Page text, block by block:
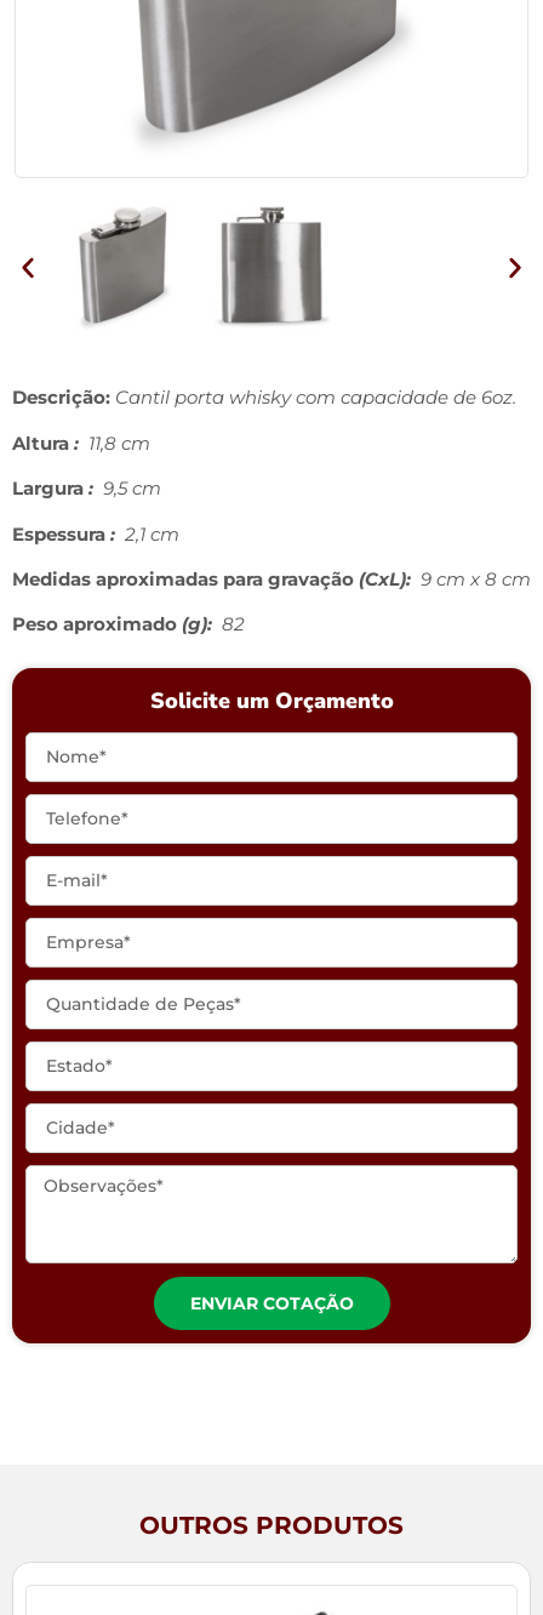
Descrição: Cantil porta whisky com capacidade de 6oz.
Altura : 11,8 cm
Largura : 9,5 cm
Espessura : 2,1 cm
Medidas aproximadas para gravação (CxL): 9 cm x 8 cm
Peso aproximado (g): 82
Solicite um Orçamento
ENVIAR COTAÇÃO
OUTROS PRODUTOS